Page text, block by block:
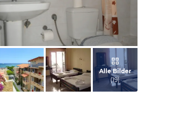
vom Hotelier, November 2014Alle Bilder
(19)